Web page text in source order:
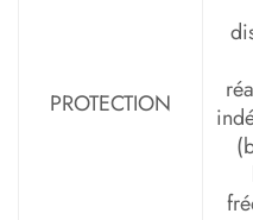
PROTECTION